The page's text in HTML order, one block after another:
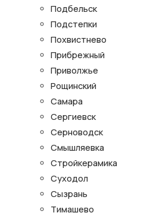
Подбельск
Подстепки
Похвистнево
Прибрежный
Приволжье
Рощинский
Самара
Сергиевск
Серноводск
Смышляевка
Стройкерамика
Суходол
Сызрань
Тимашево